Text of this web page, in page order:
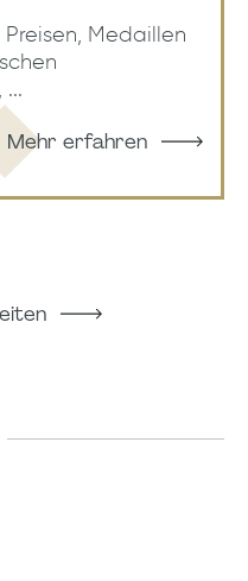
Medaillen
Mehr erfahren